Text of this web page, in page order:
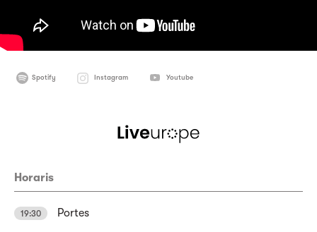
Spotify Instagram Youtube
Horaris
19:30 Portes